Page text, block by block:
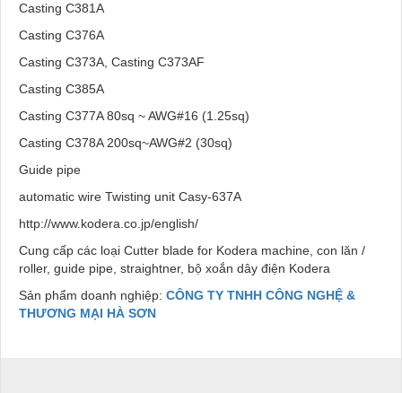
Casting C381A
Casting C376A
Casting C373A, Casting C373AF
Casting C385A
Casting C377A 80sq ~ AWG#16 (1.25sq)
Casting C378A 200sq~AWG#2 (30sq)
Guide pipe
automatic wire Twisting unit Casy-637A
http://www.kodera.co.jp/english/
Cung cấp các loại Cutter blade for Kodera machine, con lăn /
roller, guide pipe, straightner, bộ xoắn dây điện Kodera
Sản phẩm doanh nghiệp: CÔNG TY TNHH CÔNG NGHỆ &
THƯƠNG MẠI HÀ SƠN